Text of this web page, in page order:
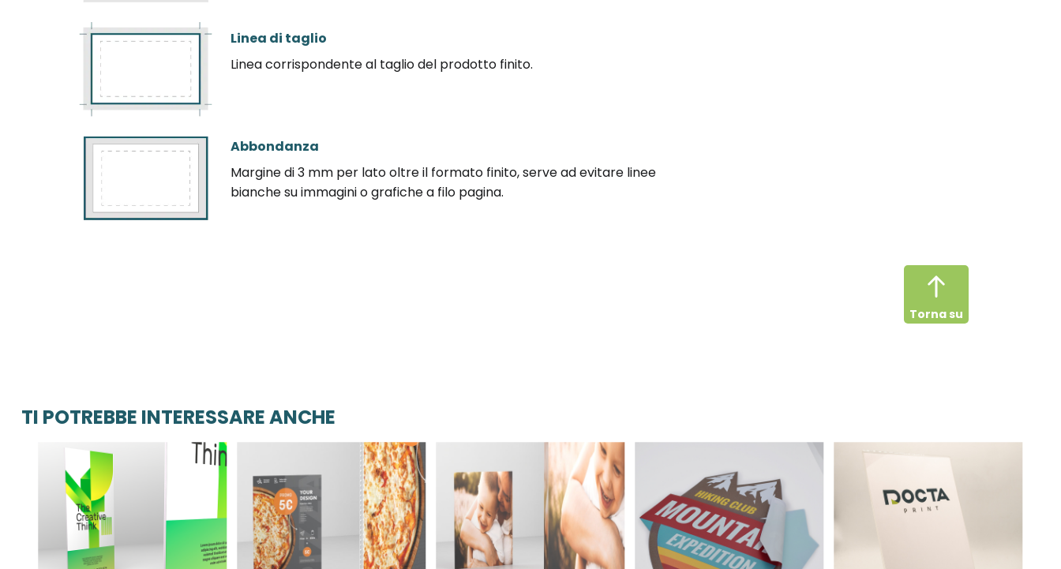
Linea di taglio
Linea corrispondente al taglio del prodotto finito.
Abbondanza
Margine di 3 mm per lato oltre il formato finito, serve ad evitare linee
bianche su immagini o grafiche a filo pagina.
Torna su
TI POTREBBE INTERESSARE ANCHE